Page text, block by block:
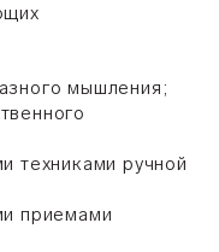
мышления;
техниками ручной
приемами